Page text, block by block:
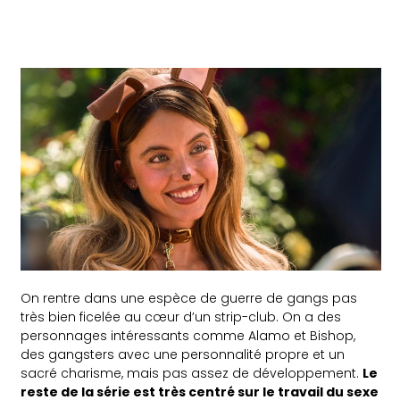
On rentre dans une espèce de guerre de gangs pas
très bien ficelée au cœur d’un strip-club. On a des
personnages intéressants comme Alamo et Bishop,
des gangsters avec une personnalité propre et un
sacré charisme, mais pas assez de développement. Le
reste de la série est très centré sur le travail du sexe